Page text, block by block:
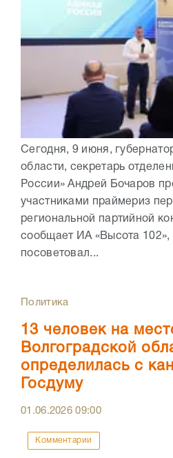
Сегодня, 9 июня,
области, секретарь
России» Андрей Бочаров
участниками праймериз
региональной партийной
сообщает ИА «Высота 102»,
посоветовал...
Политика
13 человек на
Волгоградской
определилась с
Госдуму
01.06.202609:00
Комментарии